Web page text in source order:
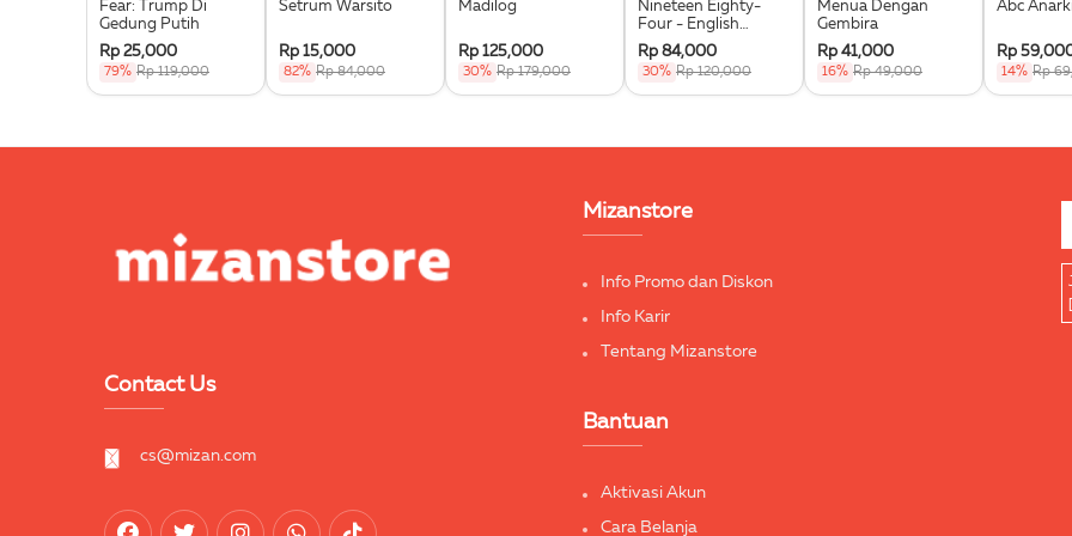
Fear: Trump Di
Gedung Putih
Rp 25,000
79% Rp 119,000
Setrum Warsito
Rp 15,000
82% Rp 84,000
Madilog
Rp 125,000
30% Rp 179,000
Nineteen Eighty-
Four - English
Version
Rp 84,000
30% Rp 120,000
Menua Dengan
Gembira
Rp 41,000
16% Rp 49,000
Abc
Rp
14% Rp
Contact Us
cs@mizan.com
Mizanstore
Info Promo dan Diskon
Info Karir
Tentang Mizanstore
Bantuan
Aktivasi Akun
Cara Belanja